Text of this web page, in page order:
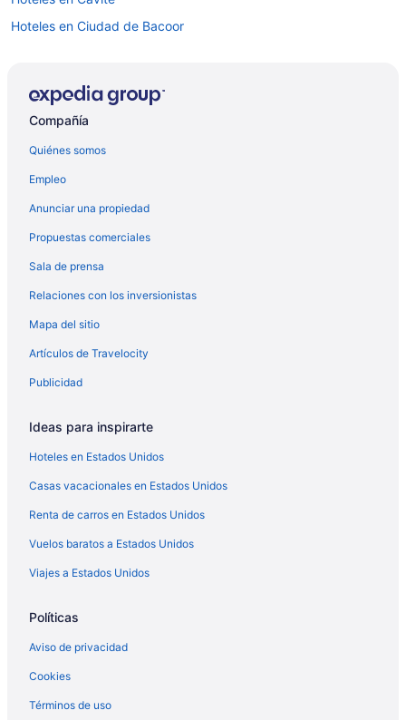
Hoteles en Ciudad de Bacoor
Hoteles en Nasugbu
Moteles en Santa Rosa
Hoteles en Tagaytay
Moteles en Tagaytay
Hoteles en Trece Mártires
Compañía
Quiénes somos
Empleo
Anunciar una propiedad
Propuestas comerciales
Sala de prensa
Relaciones con los inversionistas
Mapa del sitio
Artículos de Travelocity
Publicidad
Ideas para inspirarte
Hoteles en Estados Unidos
Casas vacacionales en Estados Unidos
Renta de carros en Estados Unidos
Vuelos baratos a Estados Unidos
Viajes a Estados Unidos
Políticas
Aviso de privacidad
Cookies
Términos de uso